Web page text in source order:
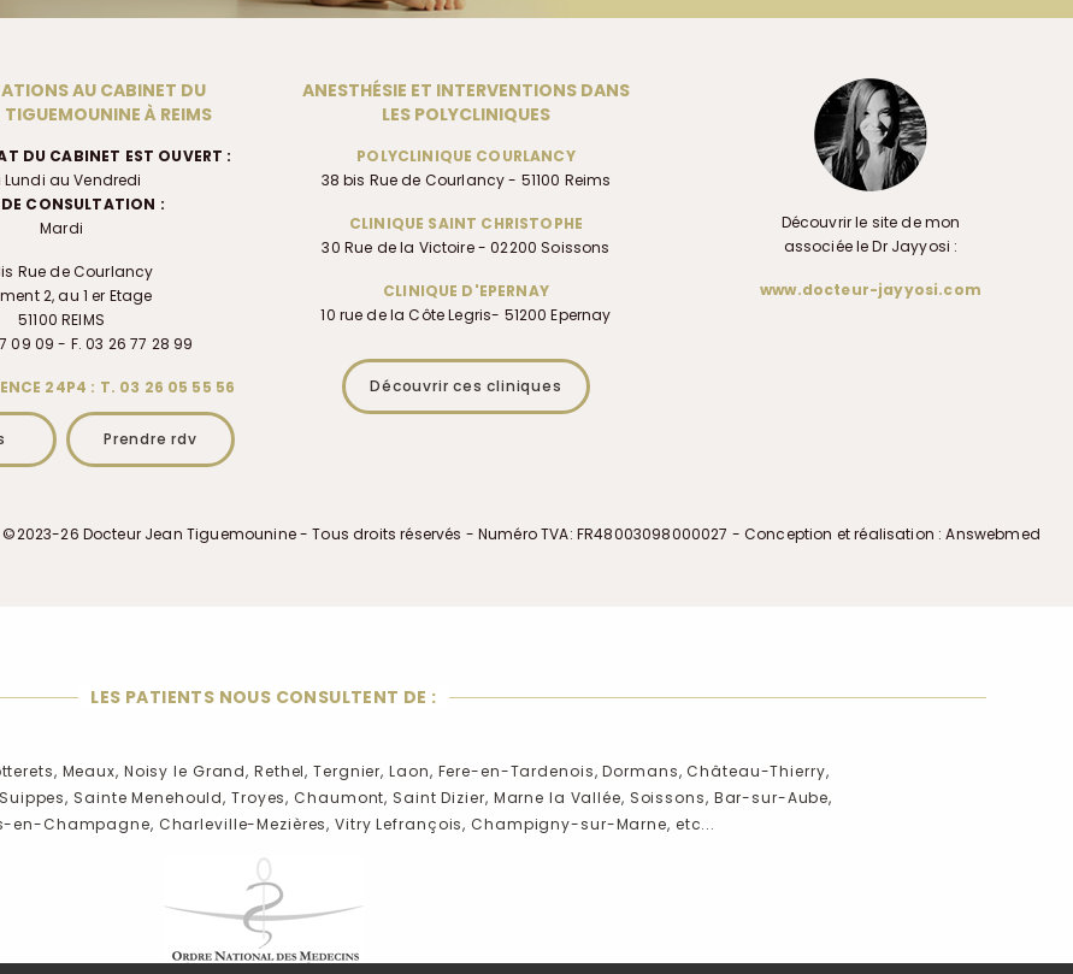
AU CABINET DU
À REIMS
DU CABINET EST OUVERT :
Lundi au Vendredi
CONSULTATION :
Mardi
Rue de Courlancy
2, au 1 er Etage
51100 REIMS
09 09 - F. 03 26 77 28 99
24P4 : T. 03 26 05 55 56
Prendre rdv
ANESTHÉSIE ET INTERVENTIONS DANS
LES POLYCLINIQUES
POLYCLINIQUE COURLANCY
38 bis Rue de Courlancy - 51100 Reims
CLINIQUE SAINT CHRISTOPHE
30 Rue de la Victoire - 02200 Soissons
CLINIQUE D'EPERNAY
10 rue de la Côte Legris- 51200 Epernay
Découvrir ces cliniques
Découvrir le site de mon
associée le Dr Jayyosi :
www.docteur-jayyosi.com
26 Docteur Jean Tiguemounine - Tous droits réservés - Numéro TVA: FR48003098000027 - Conception et réalisation : Answebmed
LES PATIENTS NOUS CONSULTENT DE :
Meaux, Noisy le Grand, Rethel, Tergnier, Laon, Fere-en-Tardenois, Dormans, Château-Thierry,
Suippes, Sainte Menehould, Troyes, Chaumont, Saint Dizier, Marne la Vallée, Soissons, Bar-sur-Aube,
en-Champagne, Charleville-Mezières, Vitry Lefrançois, Champigny-sur-Marne, etc...